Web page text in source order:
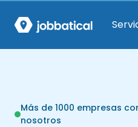
Más de 1000 empresas
nosotros